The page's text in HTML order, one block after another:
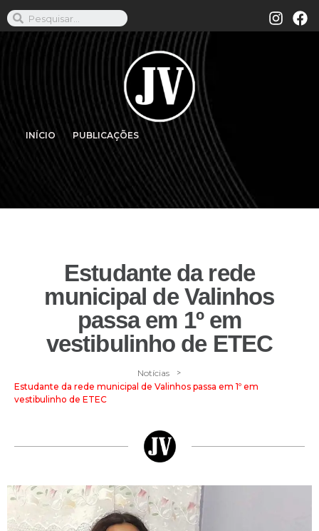
INÍCIO PUBLICAÇÕES
Estudante da rede
municipal de Valinhos
passa em 1º em
vestibulinho de ETEC
Notícias >
Estudante da rede municipal de Valinhos passa em 1º em
vestibulinho de ETEC